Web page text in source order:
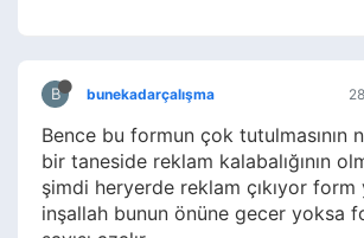
B bunekadarçalışma
Bence bu formun çok tutulmasının
bir taneside reklam kalabalığının
şimdi heryerde reklam çıkıyor
inşallah bunun önüne gecer yoksa